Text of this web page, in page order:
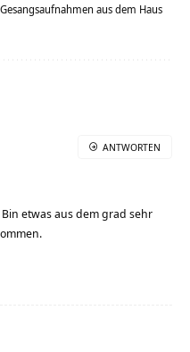
aus dem Haus
etwas aus dem grad sehr
ANTWORTEN